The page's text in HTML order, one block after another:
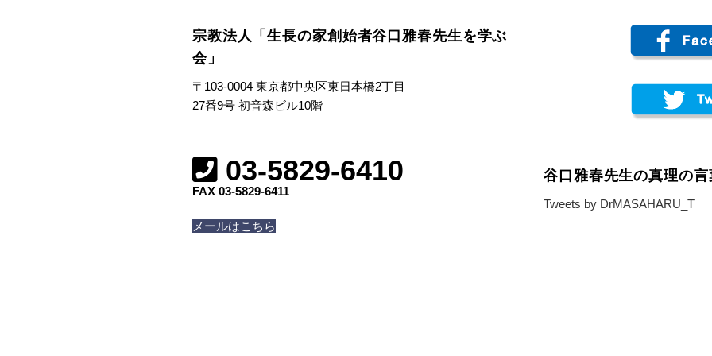
宗教法人「生長の家創始者谷口雅春先生を学ぶ
会」
〒103-0004 東京都中央区東日本橋2丁目
27番9号 初音森ビル10階
03-5829-6410
FAX 03-5829-6411
メールはこちら
谷口雅春先生の真理の言
Tweets by DrMASAHARU_T